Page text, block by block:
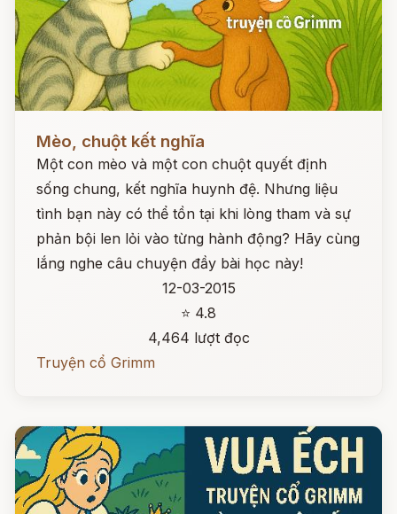
Mèo, chuột kết nghĩa
Một con mèo và một con chuột quyết định
sống chung, kết nghĩa huynh đệ. Nhưng liệu
tình bạn này có thể tồn tại khi lòng tham và sự
phản bội len lỏi vào từng hành động? Hãy cùng
lắng nghe câu chuyện đầy bài học này!
12-03-2015
⭐ 4.8
4,464 lượt đọc
Truyện cổ Grimm